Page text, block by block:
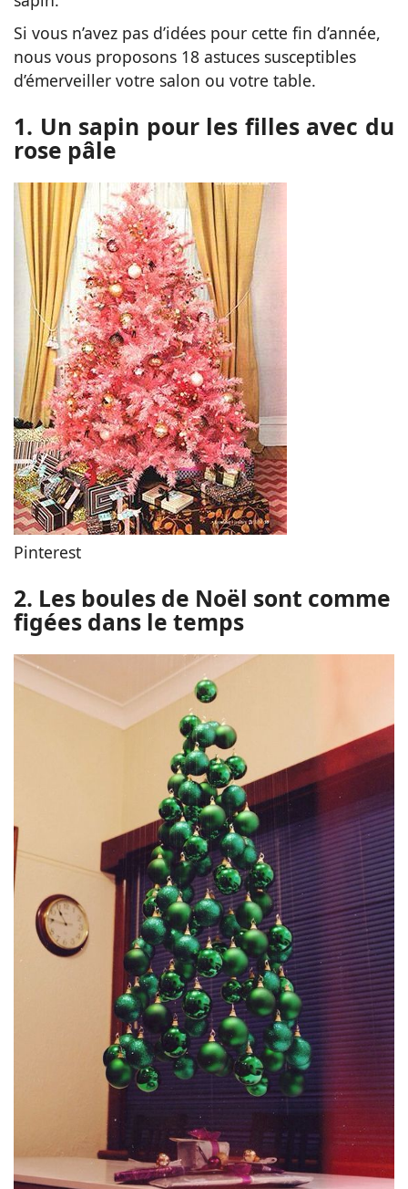
Si vous n’avez pas d’idées pour cette fin d’année,
nous vous proposons 18 astuces susceptibles
d’émerveiller votre salon ou votre table.
1. Un sapin pour les filles avec du
rose pâle
Pinterest
2. Les boules de Noël sont comme
figées dans le temps